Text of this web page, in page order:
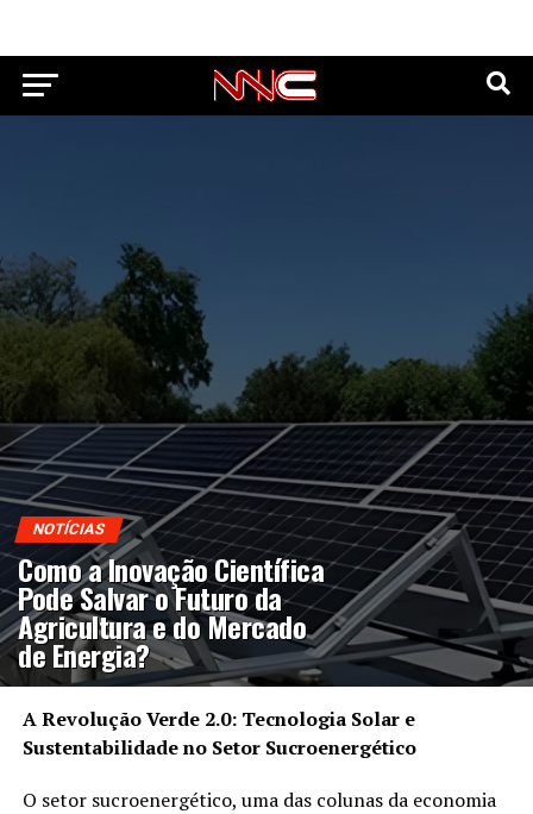
NOTÍCIAS
Como a Inovação Científica
Pode Salvar o Futuro da
Agricultura e do Mercado
de Energia?
A Revolução Verde 2.0: Tecnologia Solar e
Sustentabilidade no Setor Sucroenergético
O setor sucroenergético, uma das colunas da economia